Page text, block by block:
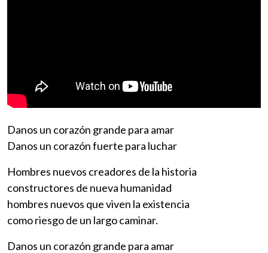
Danos un corazón grande para amar
Danos un corazón fuerte para luchar
Hombres nuevos creadores de la historia
constructores de nueva humanidad
hombres nuevos que viven la existencia
como riesgo de un largo caminar.
Danos un corazón grande para amar